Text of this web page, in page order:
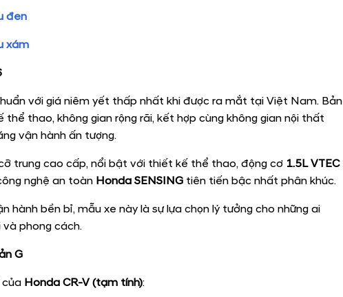
đen
xám
với giá niêm yết thấp nhất khi được ra mắt tại Việt Nam. Bản
thao, không gian rộng rãi, kết hợp cùng không gian nội thất
vận hành ấn tượng.
trung cao cấp, nổi bật với thiết kế thể thao, động cơ 1.5L VTEC
nghệ an toàn Honda SENSING tiên tiến bậc nhất phân khúc.
hành bền bỉ, mẫu xe này là sự lựa chọn lý tưởng cho những ai
phong cách.
G
của Honda CR-V (tạm tính):